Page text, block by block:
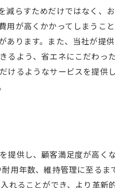
減らすためだけではなく、
用が高くかかってしまうこ
あります。また、当社が提
るよう、省エネにこだわっ
けるようなサービスを提供
提供し、顧客満足度が高く
用年数、維持管理に至るま
れることができ、より革新